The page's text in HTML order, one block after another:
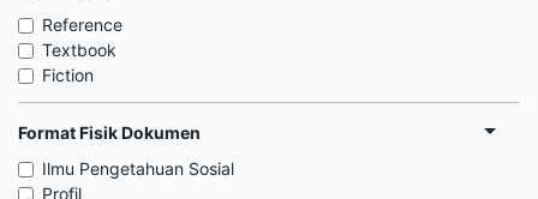
Reference
Textbook
Fiction
Format Fisik Dokumen
Ilmu Pengetahuan Sosial
Profil